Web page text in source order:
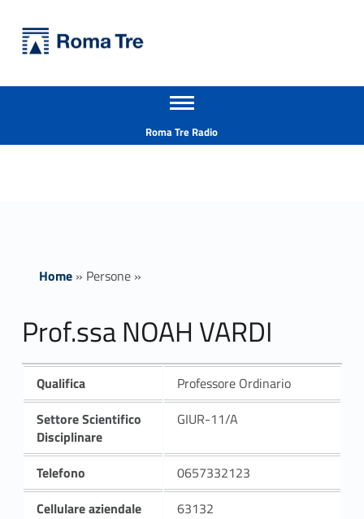
Prof.ssa NOAH VARDI - Università Roma Tre
Apri il menu secondario
Roma Tre Radio
Home» Persone»
Prof.ssa NOAH VARDI
Qualifica
Professore Ordinario
Settore Scientifico
Disciplinare
GIUR-11/A
Telefono
0657332123
Cellulare aziendale
63132